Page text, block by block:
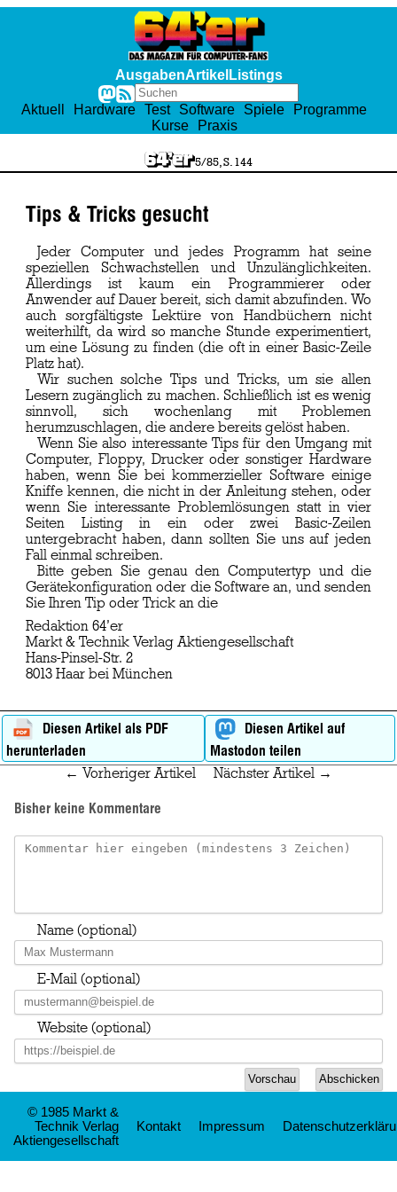
AusgabenArtikel Listings
Aktuell Hardware Test Software Spiele
Programme
Kurse
Praxis
5/85, S. 144
Tips & Tricks gesucht
Jeder Computer und jedes Programm hat seine
speziellen Schwachstellen und Unzulänglichkeiten.
Allerdings ist kaum ein Programmierer oder
Anwender auf Dauer bereit, sich damit abzufinden. Wo
auch sorgfältigste Lektüre von Handbüchern nicht
weiterhilft, da wird so manche Stunde experimentiert,
um eine Lösung zu finden (die oft in einer Basic-Zeile
Platz hat).
Wir suchen solche Tips und Tricks, um sie allen
Lesern zugänglich zu machen. Schließlich ist es wenig
sinnvoll, sich wochenlang mit Problemen
herumzuschlagen, die andere bereits gelöst haben.
Wenn Sie also interessante Tips für den Umgang mit
Computer, Floppy, Drucker oder sonstiger Hardware
haben, wenn Sie bei kommerzieller Software einige
Kniffe kennen, die nicht in der Anleitung stehen, oder
wenn Sie interessante Problemlösungen statt in vier
Seiten Listing in ein oder zwei Basic-Zeilen
untergebracht haben, dann sollten Sie uns auf jeden
Fall einmal schreiben.
Bitte geben Sie genau den Computertyp und die
Gerätekonfiguration oder die Software an, und senden
Sie Ihren Tip oder Trick an die
Redaktion 64’er
Markt & Technik Verlag Aktiengesellschaft
Hans-Pinsel-Str. 2
8013 Haar bei München
Diesen Artikel als PDF
herunterladen
Diesen Artikel auf
Mastodon teilen
← Vorheriger Artikel Nächster Artikel →
Bisher keine Kommentare
Name (optional)
E-Mail (optional)
Website (optional)
© 1985 Markt &
Technik Verlag
Aktiengesellschaft
Kontakt Impressum